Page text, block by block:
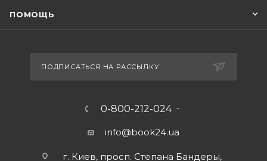
ПОМОЩЬ
ПОДПИСАТЬСЯ НА РАССЫЛКУ
0-800-212-024
info@book24.ua
г. Киев, просп. Степана Бандеры,